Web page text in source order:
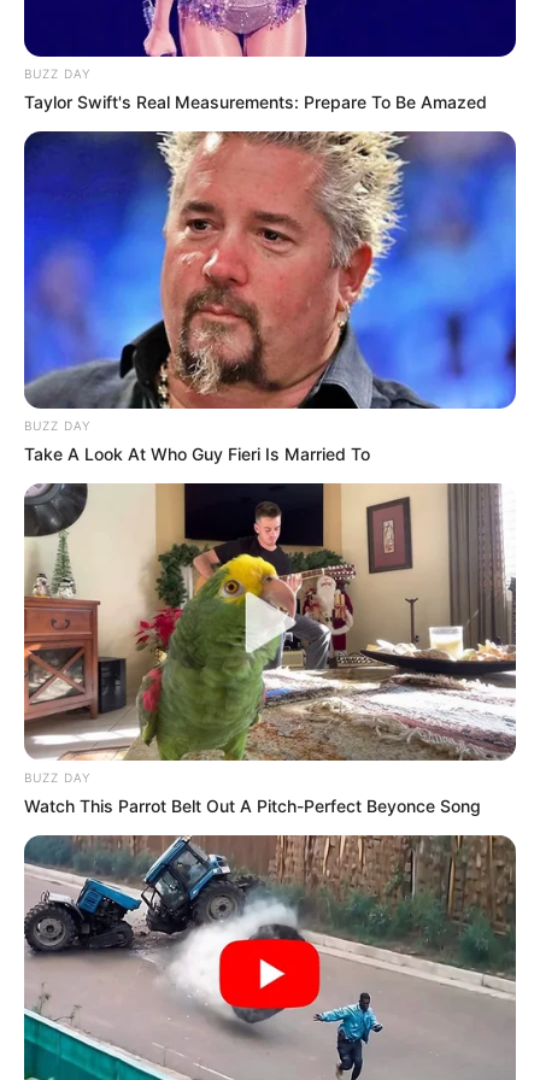
BUZZ DAY
Taylor Swift's Real Measurements: Prepare To Be Amazed
BUZZ DAY
Take A Look At Who Guy Fieri Is Married To
BUZZ DAY
Watch This Parrot Belt Out A Pitch-Perfect Beyonce Song